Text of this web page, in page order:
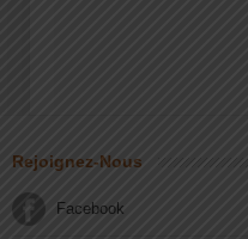
Rejoignez-Nous
Facebook